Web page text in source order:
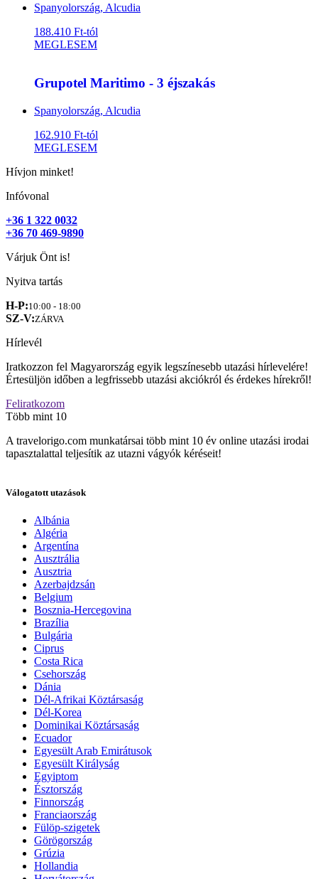
Spanyolország, Alcudia
188.410 Ft-tól
MEGLESEM
Grupotel Maritimo - 3 éjszakás
Spanyolország, Alcudia
162.910 Ft-tól
MEGLESEM
Hívjon minket!
Infóvonal
+36 1 322 0032
+36 70 469-9890
Várjuk Önt is!
Nyitva tartás
H-P:10:00 - 18:00
SZ-V:ZÁRVA
Hírlevél
Iratkozzon fel Magyarország egyik legszínesebb utazási hírlevelére!
Értesüljön időben a legfrissebb utazási akciókról és érdekes hírekről!
Feliratkozom
Több mint 10
A travelorigo.com munkatársai több mint 10 év online utazási irodai
tapasztalattal teljesítik az utazni vágyók kéréseit!
Válogatott utazások
Albánia
Algéria
Argentína
Ausztrália
Ausztria
Azerbajdzsán
Belgium
Bosznia-Hercegovina
Brazília
Bulgária
Ciprus
Costa Rica
Csehország
Dánia
Dél-Afrikai Köztársaság
Dél-Korea
Dominikai Köztársaság
Ecuador
Egyesült Arab Emirátusok
Egyesült Királyság
Egyiptom
Észtország
Finnország
Franciaország
Fülöp-szigetek
Görögország
Grúzia
Hollandia